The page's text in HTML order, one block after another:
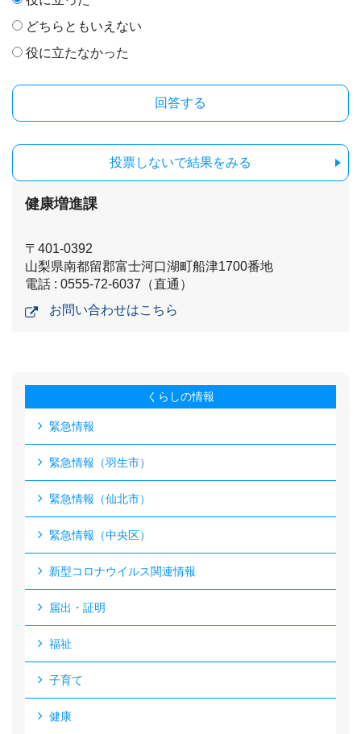
どちらともいえない
役に立たなかった
投票しないで結果をみる
健康増進課
〒401-0392
山梨県南都留郡富士河口湖町船津1700番地
電話 : 0555-72-6037（直通）
お問い合わせはこちら
くらしの情報
緊急情報
緊急情報（羽生市）
緊急情報（仙北市）
緊急情報（中央区）
新型コロナウイルス関連情報
届出・証明
福祉
子育て
健康